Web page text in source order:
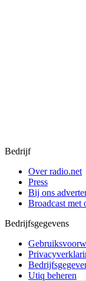
Bedrijf
Over radio.net
Press
Bij ons
Broadcast met
Bedrijfsgegevens
Utiq beheren